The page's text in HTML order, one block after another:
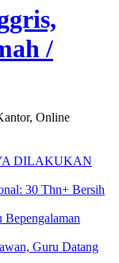
/
Online
DILAKUKAN
30 Thn+ Bersih
Guru Datang